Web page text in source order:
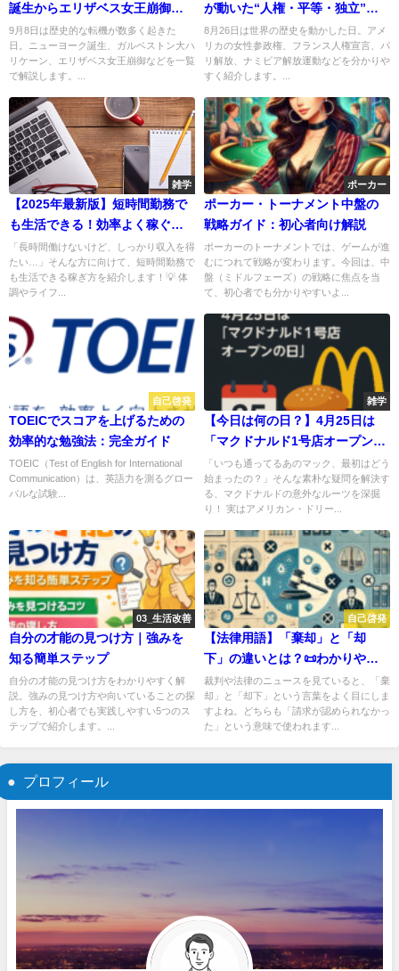
誕生からエリザベス女王崩御ま
で“歴史の転機”を総まとめ
9月8日は歴史的な転機が数多く起きた
日。ニューヨーク誕生、ガルベストン大ハ
リケーン、エリザベス女王崩御などを一覧
で解説します。...
が動いた“人権・平等・独立”の
記念日とは？
8月26日は世界の歴史を動かした日。アメ
リカの女性参政権、フランス人権宣言、パ
リ解放、ナミビア解放運動などを分かりや
すく紹介します。...
雑学
【2025年最新版】短時間勤務で
も生活できる！効率よく稼ぐ方
法5選💰
「長時間働けないけど、しっかり収入を得
たい…」そんな方に向けて、短時間勤務で
も生活できる稼ぎ方を紹介します！💡 体
調やライフ...
ポーカー
ポーカー・トーナメント中盤の
戦略ガイド：初心者向け解説
ポーカーのトーナメントでは、ゲームが進
むにつれて戦略が変わります。今回は、中
盤（ミドルフェーズ）の戦略に焦点を当
て、初心者でも分かりやすいよ...
自己啓発
TOEICでスコアを上げるための
効率的な勉強法：完全ガイド
TOEIC（Test of English for International
Communication）は、英語力を測るグロー
バルな試験...
雑学
【今日は何の日？】4月25日は
「マクドナルド1号店オープンの
日」だった！🍔✨
「いつも通ってるあのマック、最初はどう
始まったの？」そんな素朴な疑問を解決す
る、マクドナルドの意外なルーツを深掘
り！ 実はアメリカン・ドリー...
03_生活改善
自分の才能の見つけ方｜強みを
知る簡単ステップ
自分の才能の見つけ方をわかりやすく解
説。強みの見つけ方や向いていることの探
し方を、初心者でも実践しやすい5つのス
テップで紹介します。...
自己啓発
【法律用語】「棄却」と「却
下」の違いとは？📜わかりやす
く解説！
裁判や法律のニュースを見ていると、「棄
却」と「却下」という言葉をよく目にしま
すよね。どちらも「請求が認められなかっ
た」という意味で使われます...
プロフィール